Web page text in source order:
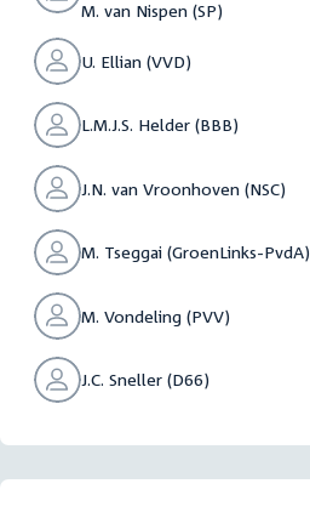
M. van Nispen (SP)
U. Ellian (VVD)
L.M.J.S. Helder (BBB)
J.N. van Vroonhoven (NSC)
M. Tseggai (GroenLinks-PvdA)
M. Vondeling (PVV)
J.C. Sneller (D66)